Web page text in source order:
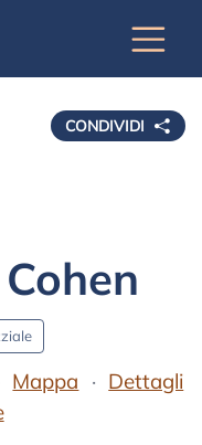
CONDIVIDI
Mappa
Dettagli